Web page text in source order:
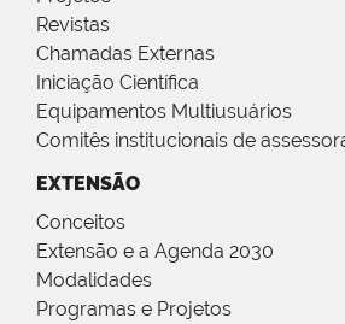
Revistas
Chamadas Externas
Iniciação Científica
Equipamentos Multiusuários
Comitês institucionais de
EXTENSÃO
Conceitos
Extensão e a Agenda 2030
Modalidades
Programas e Projetos